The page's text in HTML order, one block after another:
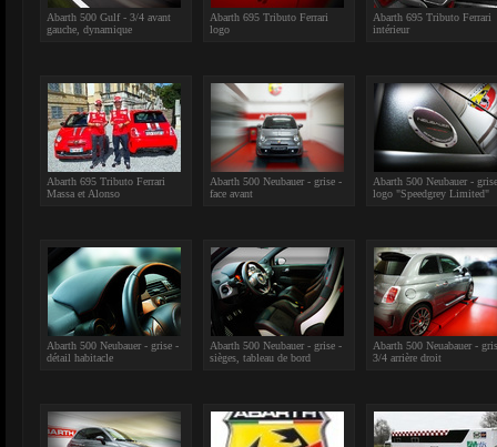
Abarth 500 Gulf - 3/4 avant
gauche, dynamique
Abarth 695 Tributo Ferrari
logo
Abarth 695 Tributo Ferrari
intérieur
Abarth 695 Tributo Ferrari
Massa et Alonso
Abarth 500 Neubauer - grise -
face avant
Abarth 500 Neubauer -
logo "Speedgrey Limited"
Abarth 500 Neubauer - grise -
détail habitacle
Abarth 500 Neubauer - grise -
sièges, tableau de bord
Abarth 500 Neuabauer -
3/4 arrière droit